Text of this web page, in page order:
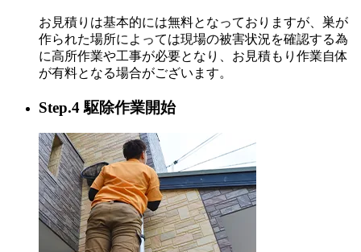
お見積りは基本的には無料となっておりますが、巣が
作られた場所によっては現場の被害状況を確認する為
に高所作業や工事が必要となり、お見積もり作業自体
が有料となる場合がございます。
Step.4 駆除作業開始